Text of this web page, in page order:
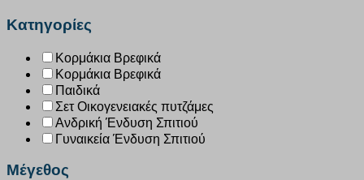
Κατηγορίες
Κορμάκια Βρεφικά
Κορμάκια Βρεφικά
Παιδικά
Σετ Οικογενειακές πυτζάμες
Ανδρική Ένδυση Σπιτιού
Γυναικεία Ένδυση Σπιτιού
Μέγεθος